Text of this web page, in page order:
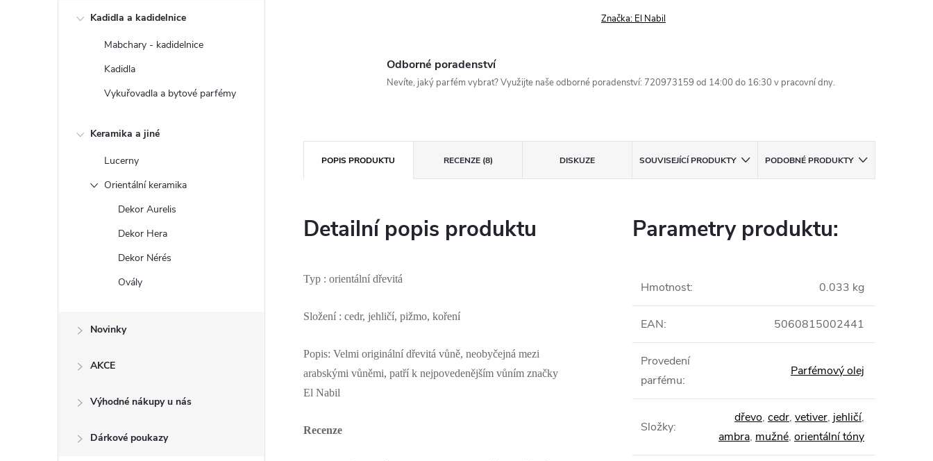
Kadidla a kadidelnice
Mabchary - kadidelnice
Kadidla
Vykuřovadla a bytové parfémy
Keramika a jiné
Lucerny
Orientální keramika
Dekor Aurelis
Dekor Hera
Dekor Nérés
Ovály
Novinky
AKCE
Výhodné nákupy u nás
Dárkové poukazy
Značka: El Nabil
Odborné poradenství
Nevíte, jaký parfém vybrat? Využijte naše odborné poradenství: 720973159 od 14:00 do 16:30 v pracovní dny.
POPIS PRODUKTU RECENZE (8) DISKUZE SOUVISEJÍCÍ PRODUKTY PODOBNÉ PRODUKTY
Detailní popis produktu
Typ : orientální dřevitá
Složení : cedr, jehličí, pižmo, koření
Popis: Velmi originální dřevitá vůně, neobyčejná mezi
arabskými vůněmi, patří k nejpovedenějším vůním značky
El Nabil
Recenze
Parametry produktu:
Hmotnost: 0.033 kg
EAN: 5060815002441
Provedení
parfému:
Parfémový olej
Složky:
dřevo, cedr, vetiver, jehličí,
ambra, mužné, orientální tóny